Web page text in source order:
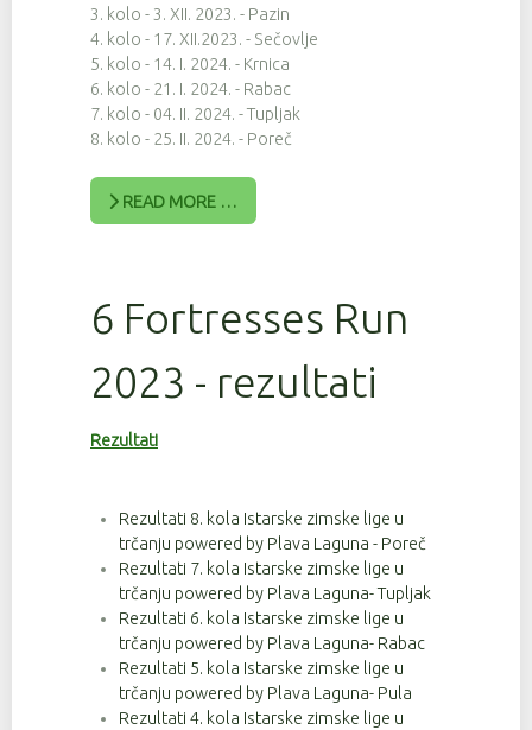
3. kolo - 3. XII. 2023. - Pazin
4. kolo - 17. XII.2023. - Sečovlje
5. kolo - 14. I. 2024. - Krnica
6. kolo - 21. I. 2024. - Rabac
7. kolo - 04. II. 2024. - Tupljak
8. kolo - 25. II. 2024. - Poreč
READ MORE …
6 Fortresses Run
2023 - rezultati
Rezultati
Rezultati 8. kola Istarske zimske lige u
trčanju powered by Plava Laguna - Poreč
Rezultati 7. kola Istarske zimske lige u
trčanju powered by Plava Laguna- Tupljak
Rezultati 6. kola Istarske zimske lige u
trčanju powered by Plava Laguna- Rabac
Rezultati 5. kola Istarske zimske lige u
trčanju powered by Plava Laguna- Pula
Rezultati 4. kola Istarske zimske lige u